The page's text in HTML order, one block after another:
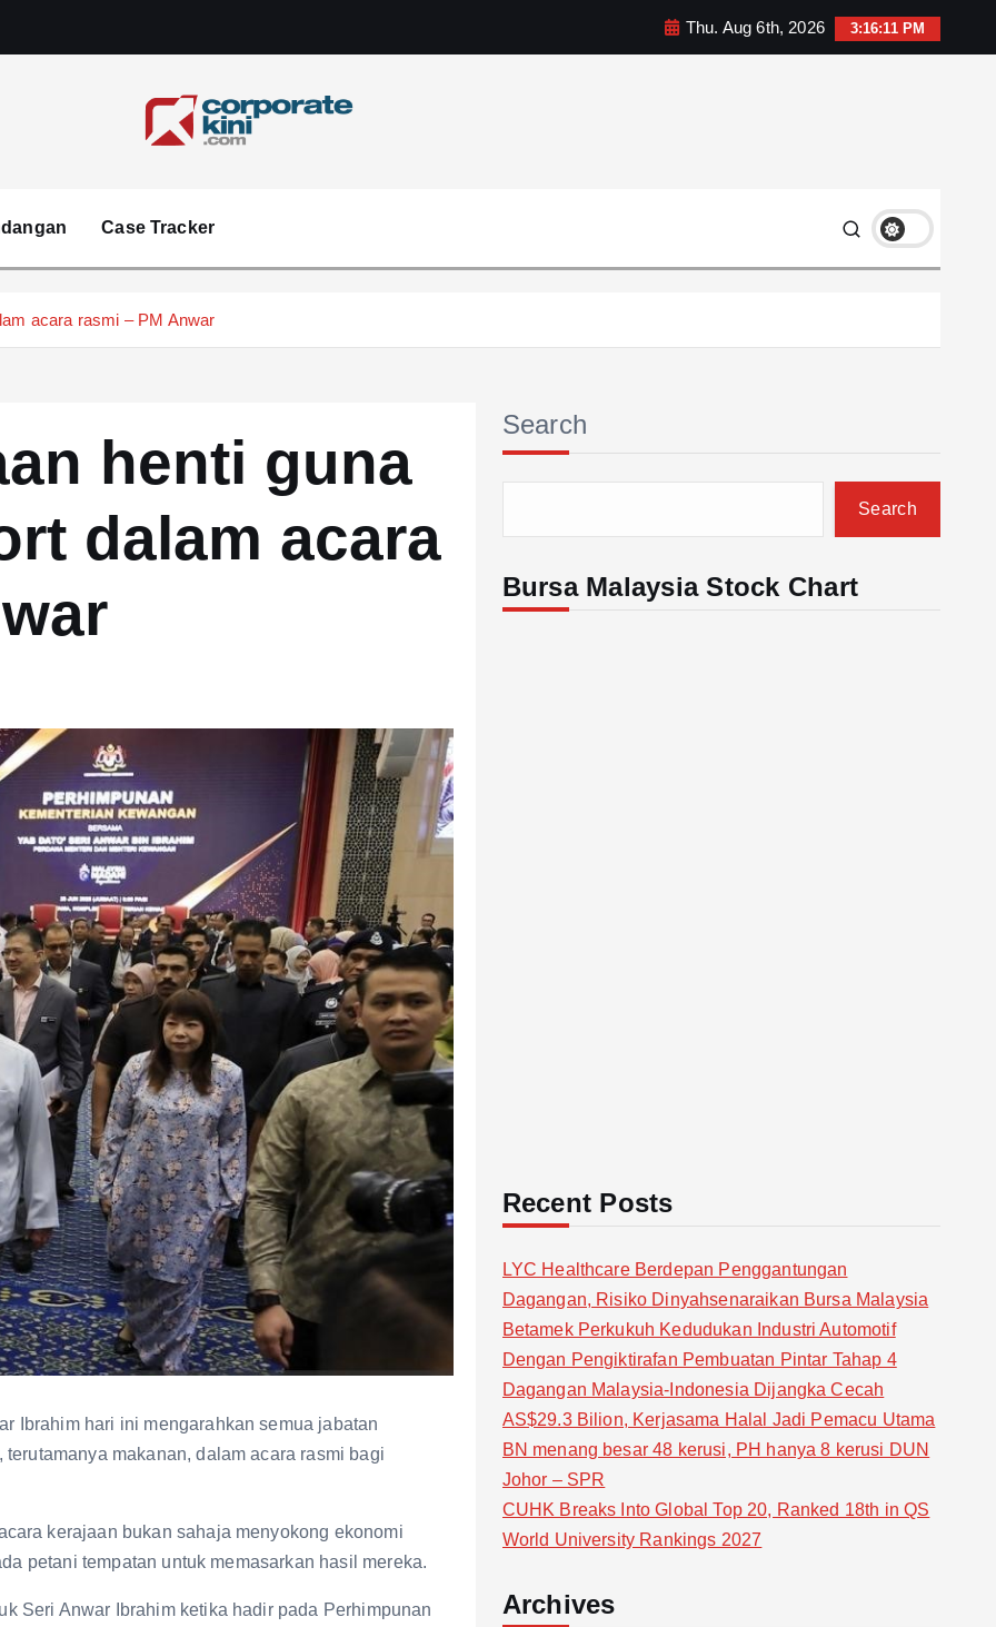
Thu. Aug 6th, 2026 3:16:13 PM
Case Tracker
acara rasmi – PM Anwar
henti guna
dalam acara
Ibrahim hari ini mengarahkan semua jabatan
makanan, dalam acara rasmi bagi
kerajaan bukan sahaja menyokong ekonomi
petani tempatan untuk memasarkan hasil mereka.
Seri Anwar Ibrahim ketika hadir pada Perhimpunan
Search
Search
Bursa Malaysia Stock Chart
Recent Posts
LYC Healthcare Berdepan Penggantungan
Dagangan, Risiko Dinyahsenaraikan Bursa Malaysia
Betamek Perkukuh Kedudukan Industri Automotif
Dengan Pengiktirafan Pembuatan Pintar Tahap 4
Dagangan Malaysia-Indonesia Dijangka Cecah
AS$29.3 Bilion, Kerjasama Halal Jadi Pemacu Utama
BN menang besar 48 kerusi, PH hanya 8 kerusi DUN
Johor – SPR
CUHK Breaks Into Global Top 20, Ranked 18th in QS
World University Rankings 2027
Archives